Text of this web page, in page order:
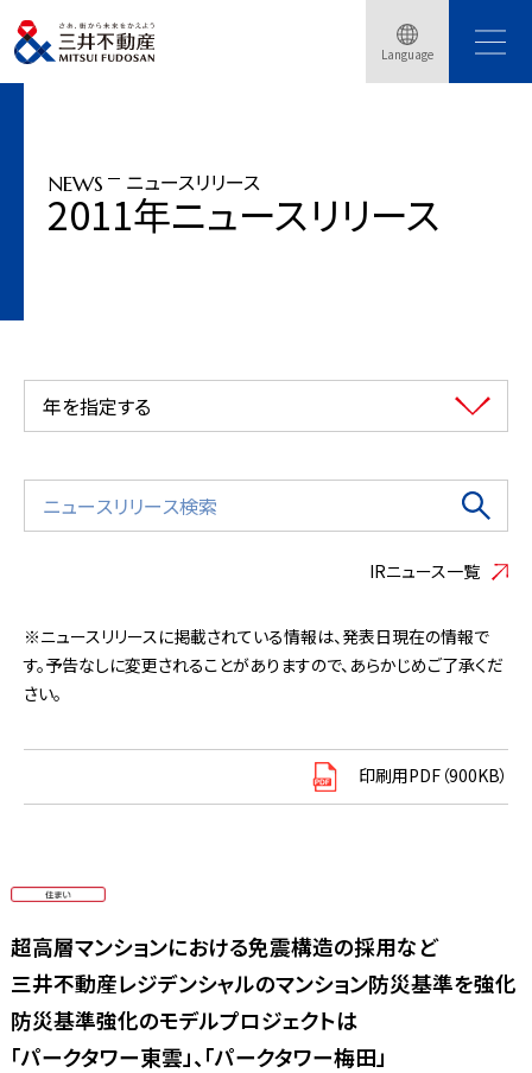
Language
トップページ ニュースリリース
「パークタワー東雲」、「パークタワー梅田」を防災基準強化のモデルプロジェクト
に決定
NEWS ニュースリリース
2011年ニュースリリース
年を指定する
IRニュース一覧
※ニュースリリースに掲載されている情報は、発表日現在の情報で
す。予告なしに変更されることがありますので、あらかじめご了承くだ
さい。
印刷用PDF（900KB）
超高層マンションにおける免震構造の採用など
三井不動産レジデンシャルのマンション防災基準を強化
防災基準強化のモデルプロジェクトは
「パークタワー東雲」、「パークタワー梅田」